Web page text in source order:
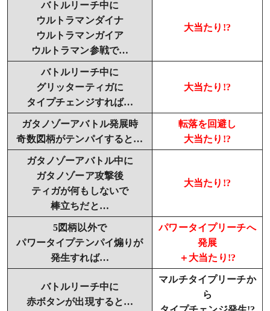
バトルリーチ中に
ウルトラマンダイナ
ウルトラマンガイア
ウルトラマン参戦で…
大当たり!?
バトルリーチ中に
グリッターティガに
タイプチェンジすれば…
大当たり!?
ガタノゾーアバトル発展時
奇数図柄がテンパイすると…
転落を回避し
大当たり!?
ガタノゾーアバトル中に
ガタノゾーア攻撃後
ティガが何もしないで
棒立ちだと…
大当たり!?
5図柄以外で
パワータイプテンパイ煽りが
発生すれば…
パワータイプリーチへ
発展
＋大当たり!?
バトルリーチ中に
赤ボタンが出現すると…
マルチタイプリーチか
ら